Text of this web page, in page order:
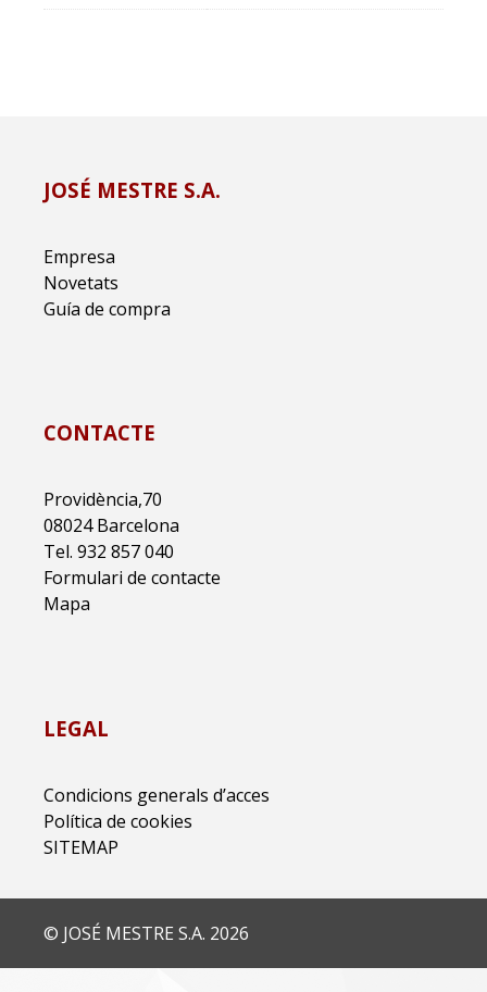
JOSÉ MESTRE S.A.
Empresa
Novetats
Guía de compra
CONTACTE
Providència,70
08024 Barcelona
Tel. 932 857 040
Formulari de contacte
Mapa
LEGAL
Condicions generals d’acces
Política de cookies
SITEMAP
© JOSÉ MESTRE S.A. 2026